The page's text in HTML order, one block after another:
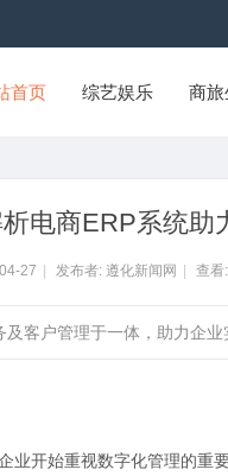
首页 综艺娱乐 商
电商ERP系统助
27 发布者: 遵化新闻网 查
客户管理于一体，助力企
业开始重视数字化管理的